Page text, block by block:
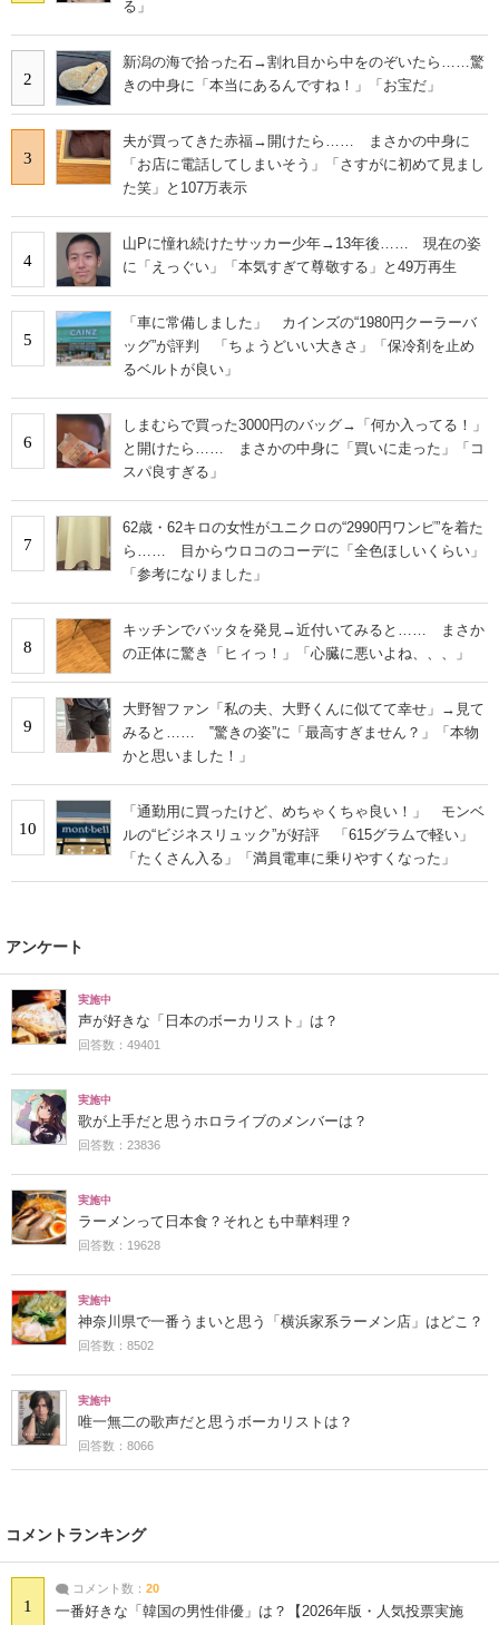
る」
2
新潟の海で拾った石→割れ目から中をのぞいたら……驚
きの中身に「本当にあるんですね！」「お宝だ」
3
夫が買ってきた赤福→開けたら…… まさかの中身に
「お店に電話してしまいそう」「さすがに初めて見まし
た笑」と107万表示
4
山Pに憧れ続けたサッカー少年→13年後…… 現在の姿
に「えっぐい」「本気すぎて尊敬する」と49万再生
5
「車に常備しました」 カインズの“1980円クーラーバ
ッグ”が評判 「ちょうどいい大きさ」「保冷剤を止め
るベルトが良い」
6
しまむらで買った3000円のバッグ→「何か入ってる！」
と開けたら…… まさかの中身に「買いに走った」「コ
スパ良すぎる」
7
62歳・62キロの女性がユニクロの“2990円ワンピ”を着た
ら…… 目からウロコのコーデに「全色ほしいくらい」
「参考になりました」
8
キッチンでバッタを発見→近付いてみると…… まさか
の正体に驚き「ヒィっ！」「心臓に悪いよね、、、」
9
大野智ファン「私の夫、大野くんに似てて幸せ」→見て
みると…… ‟驚きの姿”に「最高すぎません？」「本物
かと思いました！」
10
「通勤用に買ったけど、めちゃくちゃ良い！」 モンベ
ルの“ビジネスリュック”が好評 「615グラムで軽い」
「たくさん入る」「満員電車に乗りやすくなった」
アンケート
実施中
声が好きな「日本のボーカリスト」は？
回答数：49401
実施中
歌が上手だと思うホロライブのメンバーは？
回答数：23836
実施中
ラーメンって日本食？それとも中華料理？
回答数：19628
実施中
神奈川県で一番うまいと思う「横浜家系ラーメン店」はどこ？
回答数：8502
実施中
唯一無二の歌声だと思うボーカリストは？
回答数：8066
コメントランキング
1
コメント数： 20
一番好きな「韓国の男性俳優」は？【2026年版・人気投票実施